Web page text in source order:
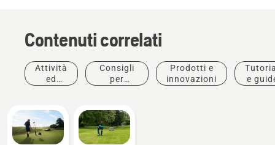
Contenuti correlati
Attività
ed
Consigli
per
Prodotti e
innovazioni
e